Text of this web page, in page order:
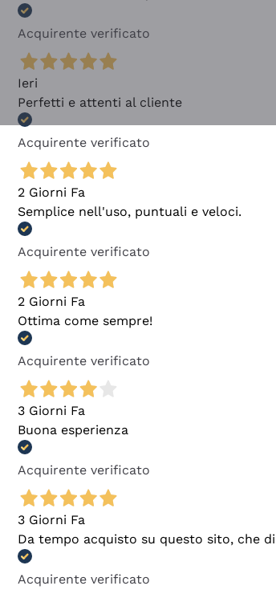
Acquirente verificato
Ieri
Perfetti e attenti al cliente
Acquirente verificato
2 Giorni Fa
Semplice nell'uso, puntuali e veloci.
Acquirente verificato
2 Giorni Fa
Ottima come sempre!
Acquirente verificato
3 Giorni Fa
Buona esperienza
Acquirente verificato
3 Giorni Fa
Da tempo acquisto su questo sito, che
Acquirente verificato